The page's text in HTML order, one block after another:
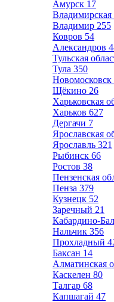
Амурск 17
Владимирская
Владимир 255
Ковров 54
Александров
Тульская
Тула 350
Новомосковск
Щёкино 26
Харьковская
Харьков 627
Дергачи 7
Ярославская
Ярославль 321
Рыбинск 66
Ростов 38
Пензенская
Пенза 379
Кузнецк 52
Заречный 21
Кабардино-
Нальчик 356
Прохладный
Баксан 14
Алматинская
Каскелен 80
Талгар 68
Капшагай 47